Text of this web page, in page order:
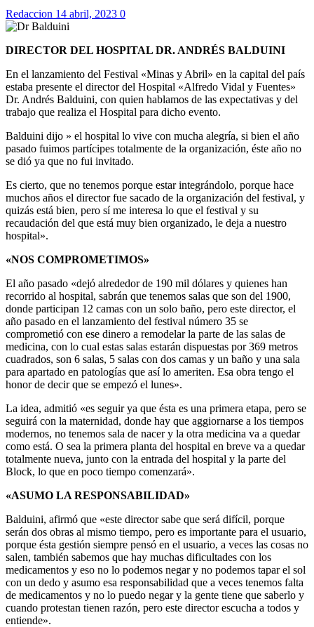
Redaccion 14 abril, 2023 0
DIRECTOR DEL HOSPITAL DR. ANDRÉS BALDUINI
En el lanzamiento del Festival «Minas y Abril» en la capital del país
estaba presente el director del Hospital «Alfredo Vidal y Fuentes»
Dr. Andrés Balduini, con quien hablamos de las expectativas y del
trabajo que realiza el Hospital para dicho evento.
Balduini dijo » el hospital lo vive con mucha alegría, si bien el año
pasado fuimos partícipes totalmente de la organización, éste año no
se dió ya que no fui invitado.
Es cierto, que no tenemos porque estar integrándolo, porque hace
muchos años el director fue sacado de la organización del festival, y
quizás está bien, pero sí me interesa lo que el festival y su
recaudación del que está muy bien organizado, le deja a nuestro
hospital».
«NOS COMPROMETIMOS»
El año pasado «dejó alrededor de 190 mil dólares y quienes han
recorrido al hospital, sabrán que tenemos salas que son del 1900,
donde participan 12 camas con un solo baño, pero este director, el
año pasado en el lanzamiento del festival número 35 se
comprometió con ese dinero a remodelar la parte de las salas de
medicina, con lo cual estas salas estarán dispuestas por 369 metros
cuadrados, son 6 salas, 5 salas con dos camas y un baño y una sala
para apartado en patologías que así lo ameriten. Esa obra tengo el
honor de decir que se empezó el lunes».
La idea, admitió «es seguir ya que ésta es una primera etapa, pero se
seguirá con la maternidad, donde hay que aggiornarse a los tiempos
modernos, no tenemos sala de nacer y la otra medicina va a quedar
como está. O sea la primera planta del hospital en breve va a quedar
totalmente nueva, junto con la entrada del hospital y la parte del
Block, lo que en poco tiempo comenzará».
«ASUMO LA RESPONSABILIDAD»
Balduini, afirmó que «este director sabe que será difícil, porque
serán dos obras al mismo tiempo, pero es importante para el usuario,
porque ésta gestión siempre pensó en el usuario, a veces las cosas no
salen, también sabemos que hay muchas dificultades con los
medicamentos y eso no lo podemos negar y no podemos tapar el sol
con un dedo y asumo esa responsabilidad que a veces tenemos falta
de medicamentos y no lo puedo negar y la gente tiene que saberlo y
cuando protestan tienen razón, pero este director escucha a todos y
entiende».